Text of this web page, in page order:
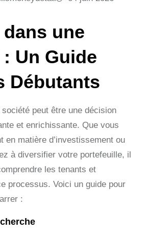
une
Un Guide
Débutants
peut être une décision
et enrichissante. Que vous
en matière d’investissement ou
à diversifier votre portefeuille, il
les tenants et
processus. Voici un guide pour
: